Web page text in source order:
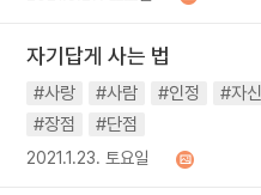
자기답게 사는 법
#사랑 #사람 #인정 #자신
#장점
#단점
2021.1.23. 토요일